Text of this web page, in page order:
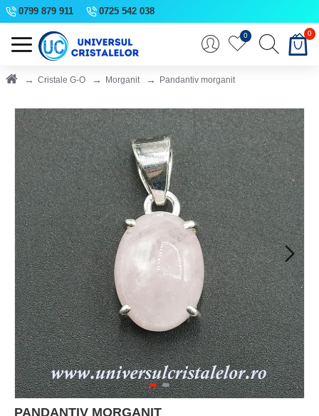
0799 879 911 0725 542 038
0 0
Cristale G-O Morganit Pandantiv morganit
PANDANTIV MORGANIT